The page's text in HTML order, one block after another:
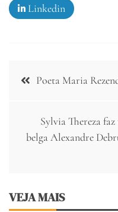
Linkedin
Navegação
Poeta Maria
Sylvia Thereza
belga Alexandre
VEJA MAIS